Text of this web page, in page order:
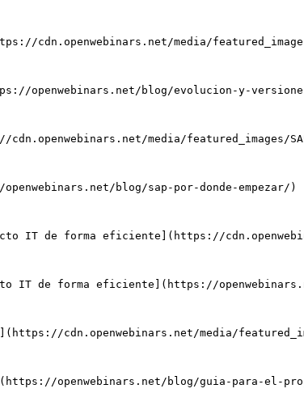
cdn.openwebinars.net/media/
openwebinars.net/blog/evolucion-y-
media/featured_images/
blog/sap-por-donde-empezar/)
IT de forma eficiente](https://
IT de forma eficiente](https://
cdn.openwebinars.net/media/
openwebinars.net/blog/guia-para-el-